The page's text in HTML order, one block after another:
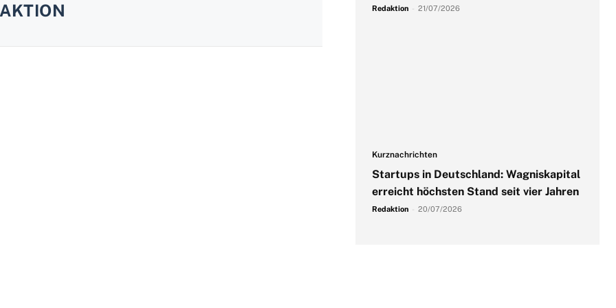
Redaktion 21/07/2026
Kurznachrichten
Startups in Deutschland: Wagniskapital
erreicht höchsten Stand seit vier Jahren
Redaktion 20/07/2026